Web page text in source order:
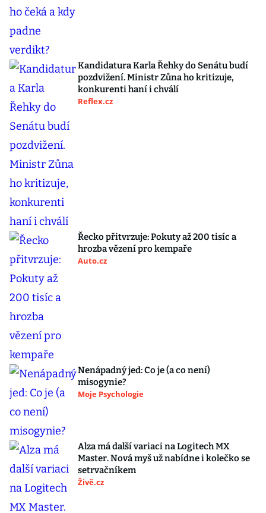
Kandidatura Karla Řehky do Senátu budí
pozdvižení. Ministr Zůna ho kritizuje,
konkurenti haní i chválí
Reflex.cz
Řecko přitvrzuje: Pokuty až 200 tisíc a
hrozba vězení pro kempaře
Auto.cz
Nenápadný jed: Co je (a co není)
misogynie?
Moje Psychologie
Alza má další variaci na Logitech MX
Master. Nová myš už nabídne i kolečko se
setrvačníkem
Živě.cz